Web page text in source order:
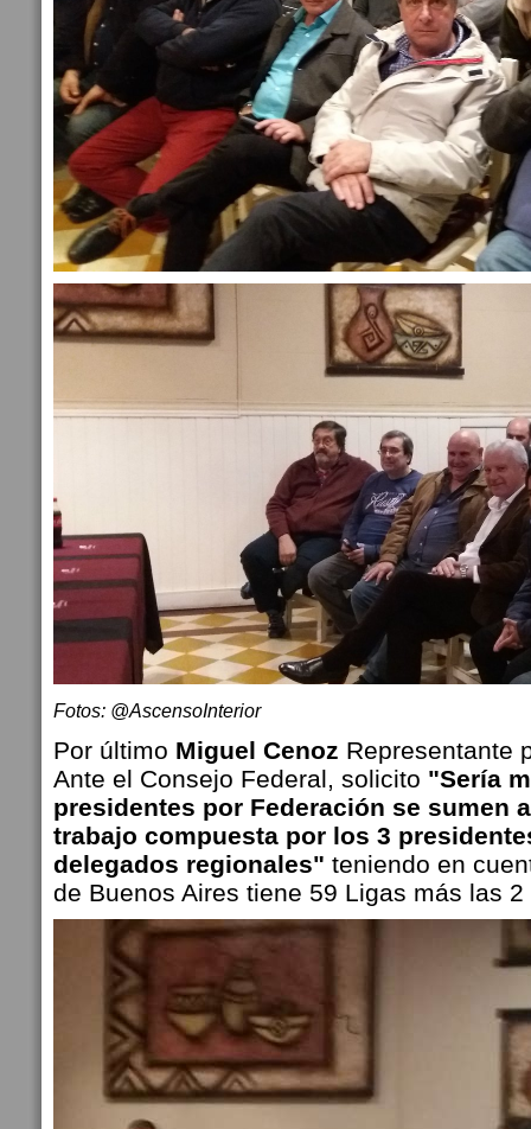
Fotos: @AscensoInterior
Por último Miguel Cenoz Representante
Ante el Consejo Federal, solicito "Sería
presidentes por Federación se sumen
trabajo compuesta por los 3
delegados regionales" teniendo en
de Buenos Aires tiene 59 Ligas más las